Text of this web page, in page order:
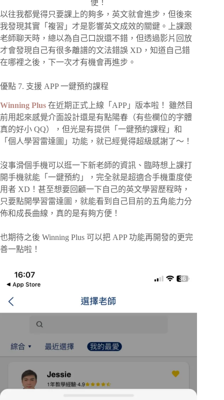
便！
以往我都覺得只要課上的夠多，英文就會進步，但後來
我發現其實「複習」才是影響英文成效的關鍵。上課跟
老師聊天時，總以為自己口說還不錯，但透過影片回放
才會發現自己有很多離譜的文法錯誤 XD，知道自己錯
在哪裡之後，下一次才有機會再進步。
優點 7. 支援 APP 一鍵預約課程
Winning Plus 在近期正式上線「APP」版本啦！ 雖然目
前用起來感覺介面設計還是有點陽春（有些欄位的字體
真的好小 QQ），但光是有提供「一鍵預約課程」和
「個人學習雷達圖」功能，就已經覺得超級感謝了～！
沒事滑個手機可以逛一下新老師的資訊、臨時想上課打
開手機就能「一鍵預約」，完全就是超適合手機重度使
用者 XD！甚至想要回顧一下自己的英文學習歷程時，
只要點開學習雷達圖，就能看到自己目前的五角能力分
佈和成長曲線，真的是有夠方便！
也期待之後 Winning Plus 可以把 APP 功能再開發的更完
善一點啦！